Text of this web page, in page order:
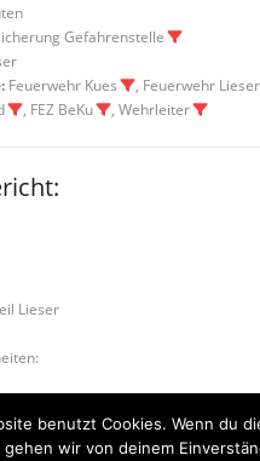
Gefahrenstelle
Feuerwehr Kues , Feuerwehr
, FEZ BeKu , Wehrleiter
Lieser
benutzt Cookies. Wenn du
wir von deinem